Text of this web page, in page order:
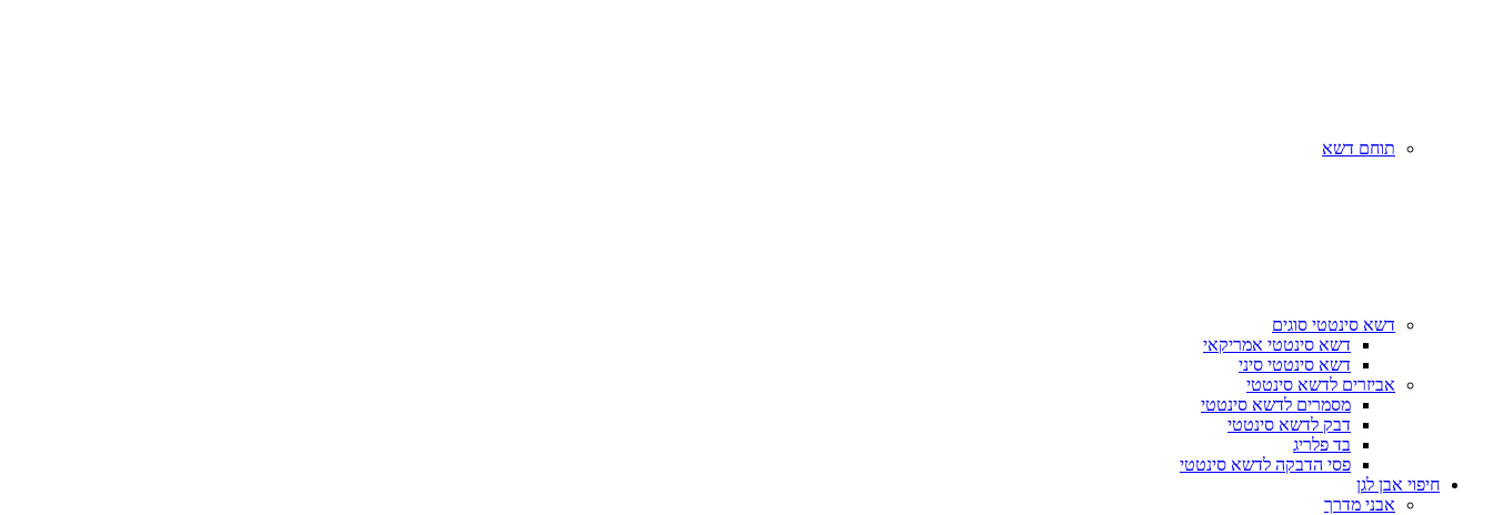
תוחם דשא
דשא סינטטי סוגים
דשא סינטטי אמריקאי
דשא סינטטי סיני
אביזרים לדשא סינטטי
מסמרים לדשא סינטטי
דבק לדשא סינטטי
בד פלריג
פסי הדבקה לדשא סינטטי
חיפוי אבן לגן
אבני מדרך